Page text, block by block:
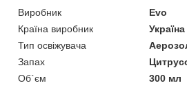
Виробник
Evo
Країна виробник
Україна
Тип освіжувача
Запах
Об`єм
300 мл